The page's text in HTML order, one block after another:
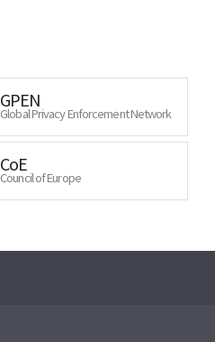
GPEN
Global Privacy Enforcement Network
CoE
Council of Europe